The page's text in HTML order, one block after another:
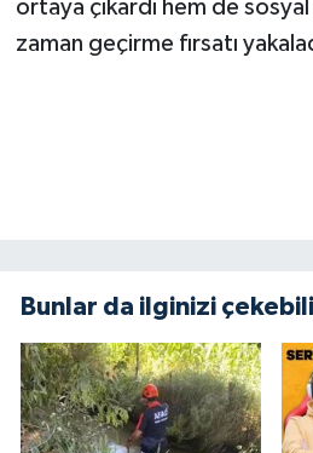
ortaya çıkardı hem de
zaman geçirme fırsatı
Bunlar da ilginizi